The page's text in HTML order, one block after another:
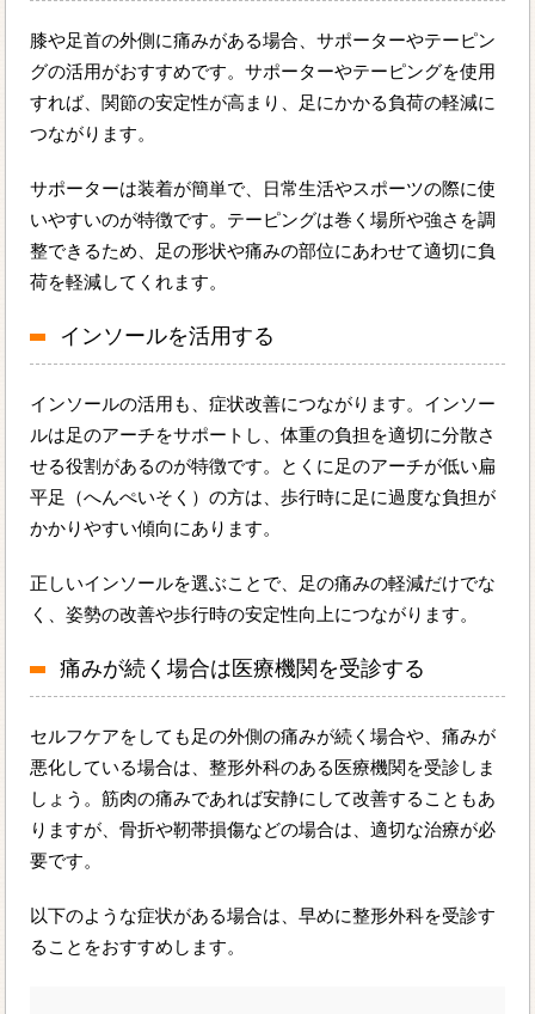
膝や足首の外側に痛みがある場合、サポーターやテーピン
グの活用がおすすめです。サポーターやテーピングを使用
すれば、関節の安定性が高まり、足にかかる負荷の軽減に
つながります。
サポーターは装着が簡単で、日常生活やスポーツの際に使
いやすいのが特徴です。テーピングは巻く場所や強さを調
整できるため、足の形状や痛みの部位にあわせて適切に負
荷を軽減してくれます。
インソールを活用する
インソールの活用も、症状改善につながります。インソー
ルは足のアーチをサポートし、体重の負担を適切に分散さ
せる役割があるのが特徴です。とくに足のアーチが低い扁
平足（へんぺいそく）の方は、歩行時に足に過度な負担が
かかりやすい傾向にあります。
正しいインソールを選ぶことで、足の痛みの軽減だけでな
く、姿勢の改善や歩行時の安定性向上につながります。
痛みが続く場合は医療機関を受診する
セルフケアをしても足の外側の痛みが続く場合や、痛みが
悪化している場合は、整形外科のある医療機関を受診しま
しょう。筋肉の痛みであれば安静にして改善することもあ
りますが、骨折や靭帯損傷などの場合は、適切な治療が必
要です。
以下のような症状がある場合は、早めに整形外科を受診す
ることをおすすめします。